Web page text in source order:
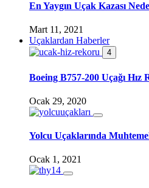
En Yaygın Uçak Kazası
Mart 11, 2021
Uçaklardan Haberler
4
Boeing B757-200 Uçağı Hız
Ocak 29, 2020
Yolcu Uçaklarında
Ocak 1, 2021